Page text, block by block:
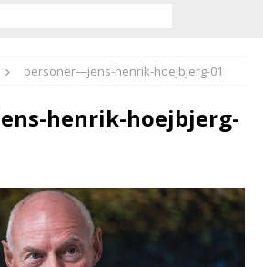
personer—jens-henrik-hoejbjerg-01
henrik-hoejbjerg-